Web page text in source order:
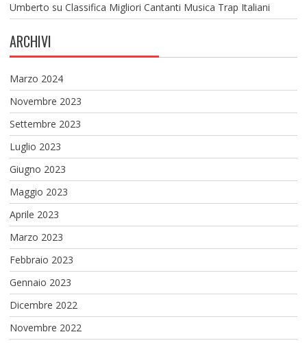
Umberto su Classifica Migliori Cantanti Musica Trap Italiani
ARCHIVI
Marzo 2024
Novembre 2023
Settembre 2023
Luglio 2023
Giugno 2023
Maggio 2023
Aprile 2023
Marzo 2023
Febbraio 2023
Gennaio 2023
Dicembre 2022
Novembre 2022